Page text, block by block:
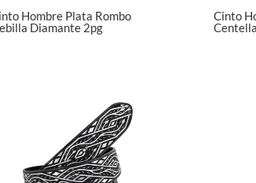
Hombre Plata Rombo
Diamante 2pg
Cinto